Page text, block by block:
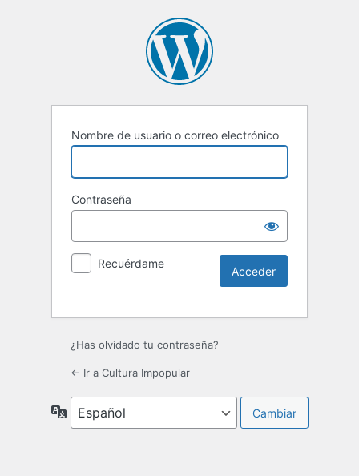
Nombre de usuario o correo electrónico
Contraseña
Recuérdame
¿Has olvidado tu contraseña?
← Ir a Cultura Impopular
Idioma